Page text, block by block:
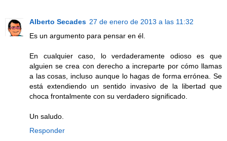
Alberto Secades 27 de enero de 2013 a las 11:32
Es un argumento para pensar en él.
En cualquier caso, lo verdaderamente odioso es que
alguien se crea con derecho a increparte por cómo llamas
a las cosas, incluso aunque lo hagas de forma errónea. Se
está extendiendo un sentido invasivo de la libertad que
choca frontalmente con su verdadero significado.
Un saludo.
Responder